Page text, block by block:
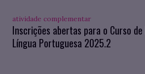
atividade complementar
Inscrições abertas para o Curso
Língua Portuguesa 2025.2